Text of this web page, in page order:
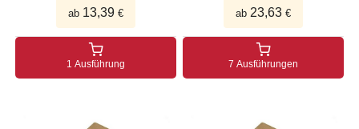
ab 13,39 €
1 Ausführung
ab 23,63 €
7 Ausführungen